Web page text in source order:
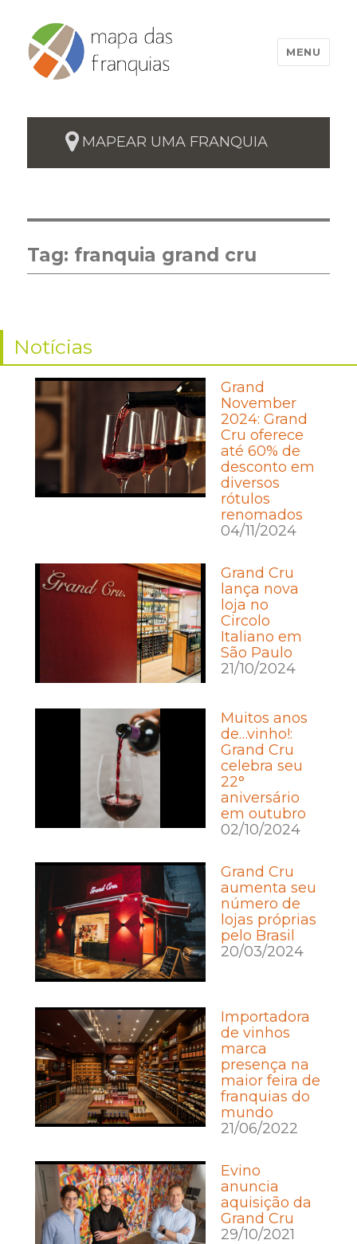
MENU
MAPEAR UMA FRANQUIA
Tag: franquia grand cru
Notícias
Grand
November
2024: Grand
Cru oferece
até 60% de
desconto em
diversos
rótulos
renomados
04/11/2024
Grand Cru
lança nova
loja no
Circolo
Italiano em
São Paulo
21/10/2024
Muitos anos
de…vinho!:
Grand Cru
celebra seu
22°
aniversário
em outubro
02/10/2024
Grand Cru
aumenta seu
número de
lojas próprias
pelo Brasil
20/03/2024
Importadora
de vinhos
marca
presença na
maior feira de
franquias do
mundo
21/06/2022
Evino
anuncia
aquisição da
Grand Cru
29/10/2021